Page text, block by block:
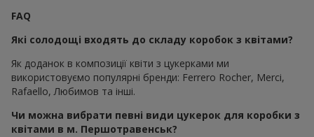
FAQ
Які солодощі входять до складу коробок з квітами?
Як доданок в композиції квіти з цукерками ми
використовуємо популярні бренди: Ferrero Rocher, Merci,
Rafaello, Любимов та інші.
Чи можна вибрати певні види цукерок для коробки з
квітами в м. Першотравенськ?